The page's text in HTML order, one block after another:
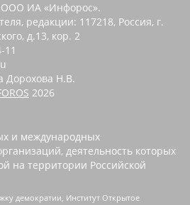
ООО ИА «Инфорос».
редакции: 117218, Россия, г.
д.13, кор. 2
11
Дорохова Н.В.
2026
и международных
деятельность которых
на территории Российской
демократии, Институт Открытое